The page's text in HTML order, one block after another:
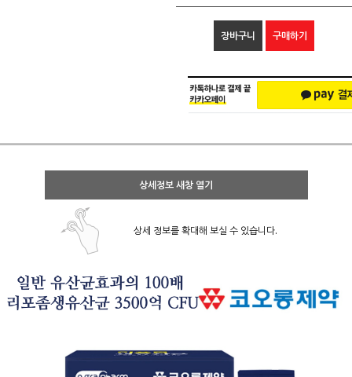
장바구니 구매하기
상세정보 새창 열기
상세 정보를 확대해 보실 수 있습니다.